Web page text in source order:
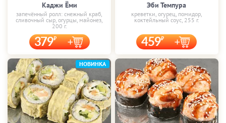
Каджи Ёми
запечённый ролл: снежный краб,
сливочный сыр, огурцы, майонез,
200 г.
379
Эби Темпура
креветки, огурец, помидор,
коктейльный соус, 255 г.
459
НОВИНКА